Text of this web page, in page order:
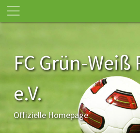
FC Grün-Weiß
e.V.
Offizielle Homepage